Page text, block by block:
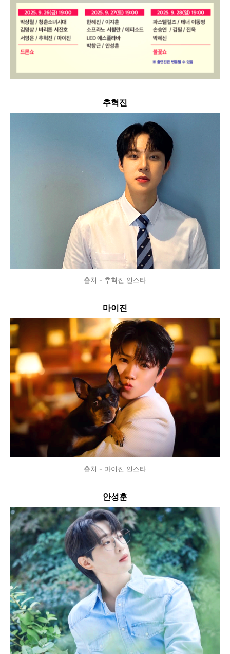
추혁진
출처 - 추혁진 인스타
마이진
출처 - 마이진 인스타
안성훈